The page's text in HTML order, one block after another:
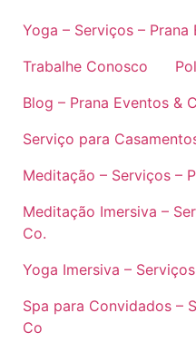
Yoga – Serviços – Prana
Trabalhe Conosco
Blog – Prana Eventos &
Serviço para
Meditação – Serviços –
Meditação Imersiva –
Co.
Yoga Imersiva –
Spa para Convidados –
Co